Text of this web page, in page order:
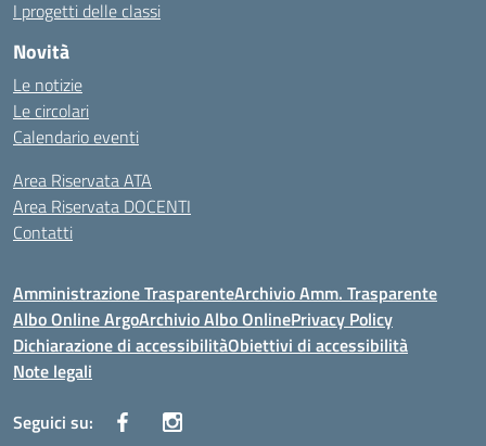
I progetti delle classi
Novità
Le notizie
Le circolari
Calendario eventi
Area Riservata ATA
Area Riservata DOCENTI
Contatti
Amministrazione TrasparenteArchivio Amm. Trasparente
Albo Online ArgoArchivio Albo OnlinePrivacy Policy
Dichiarazione di accessibilitàObiettivi di accessibilità
Note legali
Seguici su: